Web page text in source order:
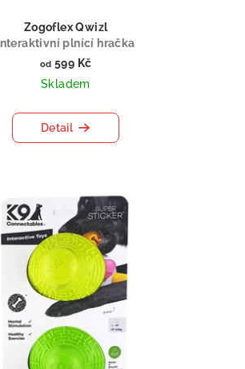
Zogoflex Qwizl
Interaktivní plnící hračka
od 599 Kč
Skladem
Detail